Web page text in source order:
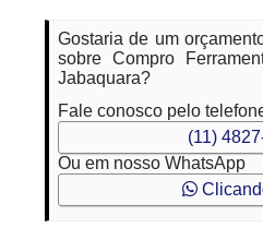
Gostaria de um
sobre Compro
Jabaquara?
Fale conosco pelo
(11)
Ou em nosso WhatsApp